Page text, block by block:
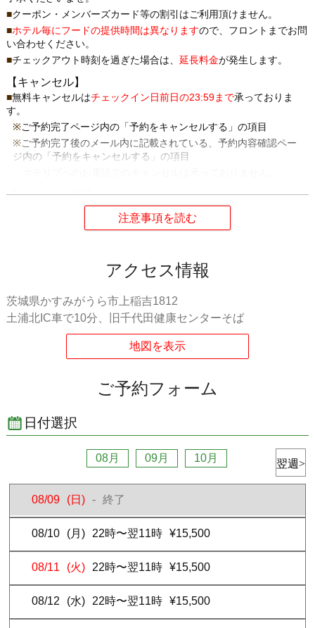
クーポン・メンバーズカード等の割引はご利用頂けません。
ホテル毎にフードの提供時間は異なりますので、フロントまでお問
い合わせください。
チェックアウト時刻を過ぎた場合は、 延長料金が発生します。
【キャンセル】
無料キャンセルはチェックイン日前日の23:59まで承っておりま
す。
ご予約完了ページ内の「予約をキャンセルする」の項目
ご予約完了後のメール内に記載されている、予約内容確認ペー
ジ内の「予約をキャンセルする」の項目
【キャンセル料】
チェックイン日前日23時59分まで...無料
チェックイン日当日の0時から...
ご予約料金の100％
【ご予約内容の変更】
ご予約内容の変更はチェックイン日前日の23:59まで
ご予約完了ページ内の「チェックイン時刻を変更する」の項目
ジ内の「チェックイン時刻を変更する」の項目
ホテリブへのお電話での変更は承っておりません。
でご連絡をお願いします。
ご予約時に予約料金をクレジットカードで決済、もしくは利用時に
ホテル現地にて現金またはクレジットカードでお支払いください。
ホテル現地では、現金,VISA,MASTER,JCB,DC,NICOS,AMEXが使
ご予約分のお部屋をお取り置きしております。チェックインの際に
はフロントにて「お名前」/「ご予約番号」をお申し付けくださいま
せ。ご用意したお部屋へとご案内致します。
来店予定時刻前にご来店された場合はお待ち頂く場合がございま
ただきます。
アクセス情報
茨城県かすみがうら市上稲吉1812
土浦北IC車で10分、旧千代田健康センターそば
ご予約フォーム
日付選択
08月 09月 10月
08/09 (日) - 終了
08/10 (月) 22時〜翌11時 ¥15,500
08/11 (火) 22時〜翌11時 ¥15,500
08/12 (水) 22時〜翌11時 ¥15,500